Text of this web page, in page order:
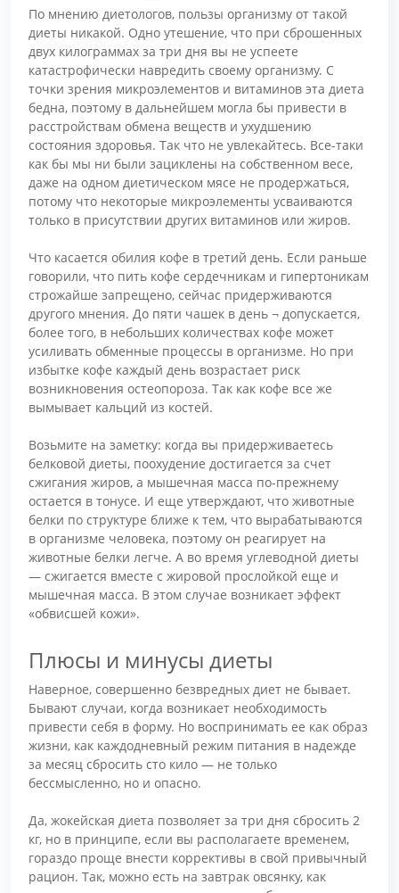
По мнению диетологов, пользы организму от такой
диеты никакой. Одно утешение, что при сброшенных
двух килограммах за три дня вы не успеете
катастрофически навредить своему организму. С
точки зрения микроэлементов и витаминов эта диета
бедна, поэтому в дальнейшем могла бы привести в
расстройствам обмена веществ и ухудшению
состояния здоровья. Так что не увлекайтесь. Все-таки
как бы мы ни были зациклены на собственном весе,
даже на одном диетическом мясе не продержаться,
потому что некоторые микроэлементы усваиваются
только в присутствии других витаминов или жиров.
Что касается обилия кофе в третий день. Если раньше
говорили, что пить кофе сердечникам и гипертоникам
строжайше запрещено, сейчас придерживаются
другого мнения. До пяти чашек в день ¬ допускается,
более того, в небольших количествах кофе может
усиливать обменные процессы в организме. Но при
избытке кофе каждый день возрастает риск
возникновения остеопороза. Так как кофе все же
вымывает кальций из костей.
Возьмите на заметку: когда вы придерживаетесь
белковой диеты, поохудение достигается за счет
сжигания жиров, а мышечная масса по-прежнему
остается в тонусе. И еще утверждают, что животные
белки по структуре ближе к тем, что вырабатываются
в организме человека, поэтому он реагирует на
животные белки легче. А во время углеводной диеты
— сжигается вместе с жировой прослойкой еще и
мышечная масса. В этом случае возникает эффект
«обвисшей кожи».
Плюсы и минусы диеты
Наверное, совершенно безвредных диет не бывает.
Бывают случаи, когда возникает необходимость
привести себя в форму. Но воспринимать ее как образ
жизни, как каждодневный режим питания в надежде
за месяц сбросить сто кило — не только
бессмысленно, но и опасно.
Да, жокейская диета позволяет за три дня сбросить 2
кг, но в принципе, если вы располагаете временем,
гораздо проще внести коррективы в свой привычный
рацион. Так, можно есть на завтрак овсянку, как